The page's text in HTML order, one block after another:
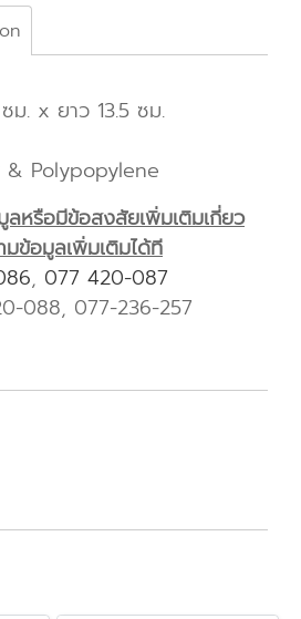
ม. x ยาว 13.5 ซม.
& Polypopylene
หรือมีข้อสงสัยเพิ่มเติมเกี่ยว
ข้อมูลเพิ่มเติมได้ที
, 077 420-087
088, 077-236-257